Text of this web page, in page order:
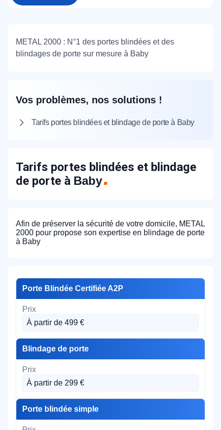
METAL 2000 : N°1 des portes blindées et des
blindages de porte sur mesure à Baby
Vos problèmes, nos solutions !
Tarifs portes blindées et blindage de porte à Baby
Tarifs portes blindées et blindage
de porte à Baby
Afin de préserver la sécurité de votre domicile, METAL
2000 pour propose son expertise en blindage de porte
à Baby
Porte Blindée Certifiée A2P
À partir de 499 €
Blindage de porte
À partir de 299 €
Porte blindée simple